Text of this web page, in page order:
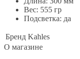
Вес: 555 гр
Подсветка: да
Бренд Kahles
O магазине